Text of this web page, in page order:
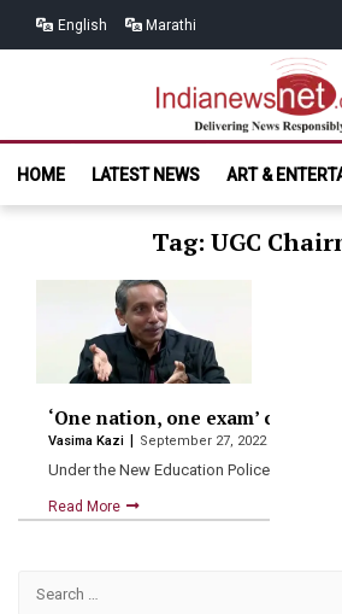
English Marathi
India
HOME
LATEST NEWS ART &
Tag: UGC
‘One nation, one exam’
Vasima Kazi September 27, 2022
Under the New Education Police, the
Read More